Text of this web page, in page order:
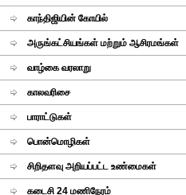
காந்திஜியின் கோயில்
அருங்கட்சியங்கள் மற்றும் ஆசிரமங்கள்
வாழ்கை வரலாறு
காலவரிசை
பாராட்டுகள்
பொன்மொழிகள்
சிறிதளவு அறியப்பட்ட உண்மைகள்
கடைசி 24 மணிநேரம்